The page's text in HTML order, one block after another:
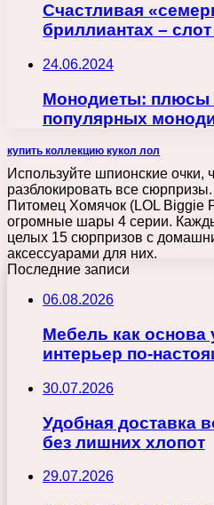
Счастливая
бриллиантах –
24.06.2024
Монодиеты: плюсы
популярных
купить коллекцию кукол лол
Используйте шпионские очки,
разблокировать все сюрпризы.
Питомец Хомячок (LOL Biggie
огромные шары 4 серии.
целых 15 сюрпризов с
аксессуарами для них.
Последние записи
06.08.2026
Мебель как основа
интерьер по-
30.07.2026
Удобная доставка
без лишних хлопот
29.07.2026